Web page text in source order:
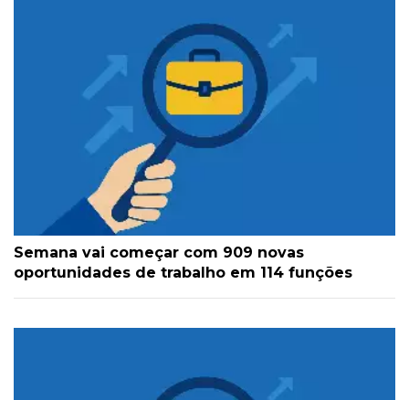
Semana vai começar com 909 novas
oportunidades de trabalho em 114 funções